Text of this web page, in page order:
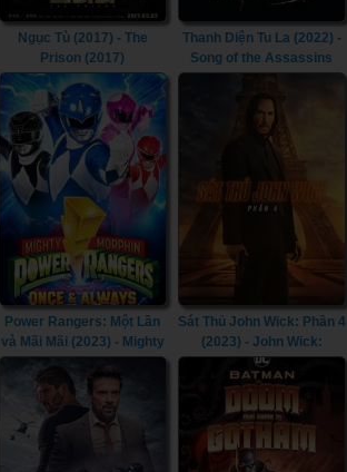
Ngục Tù (2017) - The
Prison (2017)
Thanh Diện Tu La (2022) -
Song of the Assassins
Power Rangers: Một Lần
và Mãi Mãi (2023) - Mighty
Morphin Power Rangers:
Once & Always (2023)
Sát Thủ John Wick: Phần 4
(2023) - John Wick:
Chapter 4 (2023)